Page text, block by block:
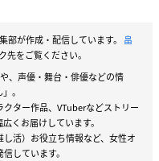
部が作成・配信しています。 畠
先をご覧ください。
、声優・舞台・俳優などの情
。
ター作品、VTuberなどストリー
くお届けしています。
活）お役立ち情報など、女性オ
しています。